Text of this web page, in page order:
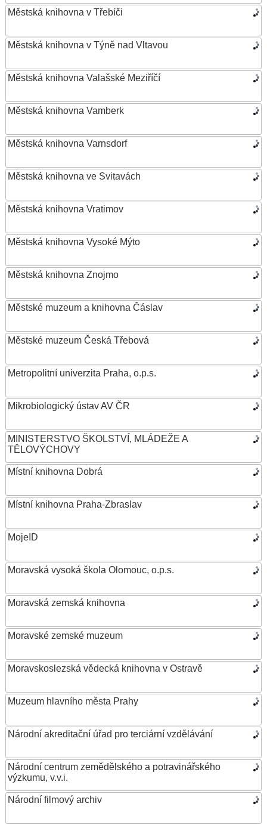
Městská knihovna v Třebíči
Městská knihovna v Týně nad Vltavou
Městská knihovna Valašské Meziříčí
Městská knihovna Vamberk
Městská knihovna Varnsdorf
Městská knihovna ve Svitavách
Městská knihovna Vratimov
Městská knihovna Vysoké Mýto
Městská knihovna Znojmo
Městské muzeum a knihovna Čáslav
Městské muzeum Česká Třebová
Metropolitní univerzita Praha, o.p.s.
Mikrobiologický ústav AV ČR
MINISTERSTVO ŠKOLSTVÍ, MLÁDEŽE A
TĚLOVÝCHOVY
Místní knihovna Dobrá
Místní knihovna Praha-Zbraslav
MojeID
Moravská vysoká škola Olomouc, o.p.s.
Moravská zemská knihovna
Moravské zemské muzeum
Moravskoslezská vědecká knihovna v Ostravě
Muzeum hlavního města Prahy
Národní akreditační úřad pro terciární vzdělávání
Národní centrum zemědělského a potravinářského
výzkumu, v.v.i.
Národní filmový archiv